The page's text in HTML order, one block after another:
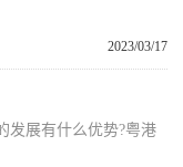
2023/03/17
发展有什么优势?粤港